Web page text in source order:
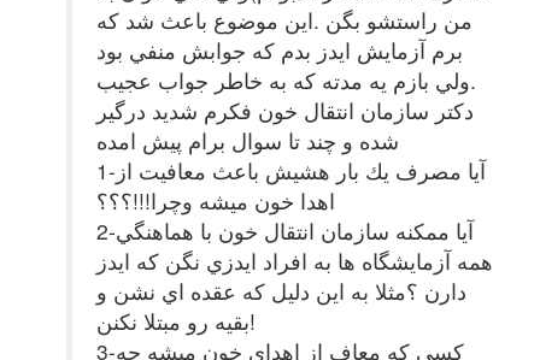
من راستشو بگن .اين موضوع باعث شد كه
برم آزمايش ايدز بدم كه جوابش منفي بود
.ولي بازم يه مدته كه به خاطر جواب عجيب
دكتر سازمان انتقال خون فكرم شديد درگير
شده و چند تا سوال برام پيش امده
1-آيا مصرف يك بار هشيش باعث معافيت از
اهدا خون ميشه وچرا!!!؟؟؟
2-آيا ممكنه سازمان انتقال خون با هماهنگي
همه آزمايشگاه ها به افراد ايدزي نگن كه ايدز
دارن ؟مثلا به اين دليل كه عقده اي نشن و
بقيه رو مبتلا نكنن!
3-كسي كه معاف از اهداي خون ميشه چه